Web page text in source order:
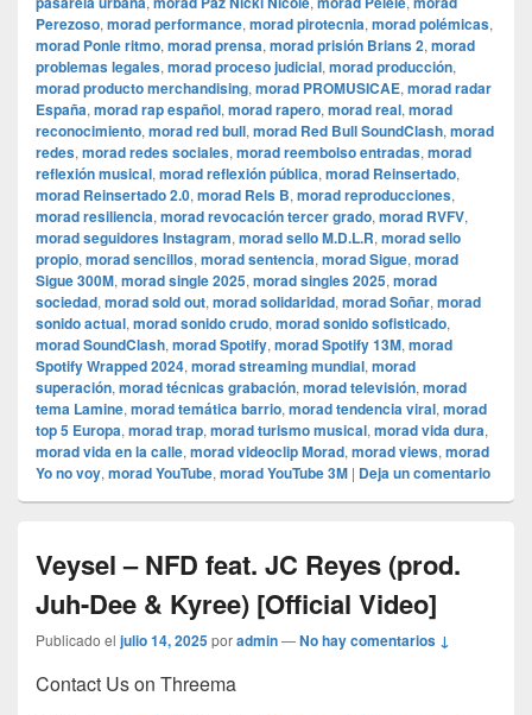
Perezoso, morad performance, morad pirotecnia, morad polémicas,
morad Ponle ritmo, morad prensa, morad prisión Brians 2, morad
problemas legales, morad proceso judicial, morad producción,
morad producto merchandising, morad PROMUSICAE, morad radar
España, morad rap español, morad rapero, morad real, morad
reconocimiento, morad red bull, morad Red Bull SoundClash, morad
redes, morad redes sociales, morad reembolso entradas, morad
reflexión musical, morad reflexión pública, morad Reinsertado,
morad Reinsertado 2.0, morad Rels B, morad reproducciones,
morad resiliencia, morad revocación tercer grado, morad RVFV,
morad seguidores Instagram, morad sello M.D.L.R, morad sello
propio, morad sencillos, morad sentencia, morad Sigue, morad
Sigue 300M, morad single 2025, morad singles 2025, morad
sociedad, morad sold out, morad solidaridad, morad Soñar, morad
sonido actual, morad sonido crudo, morad sonido sofisticado,
morad SoundClash, morad Spotify, morad Spotify 13M, morad
Spotify Wrapped 2024, morad streaming mundial, morad
superación, morad técnicas grabación, morad televisión, morad
tema Lamine, morad temática barrio, morad tendencia viral, morad
top 5 Europa, morad trap, morad turismo musical, morad vida dura,
morad vida en la calle, morad videocli‏p Morad, morad views, morad
Yo no voy, morad YouTube, morad YouTube 3M | Deja un comentario
Veysel – NFD feat. JC Reyes (prod.
Juh-Dee & Kyree) [Official Video]
Publicado el julio 14, 2025poradmin—No hay comentarios ↓
Contact Us on Threema